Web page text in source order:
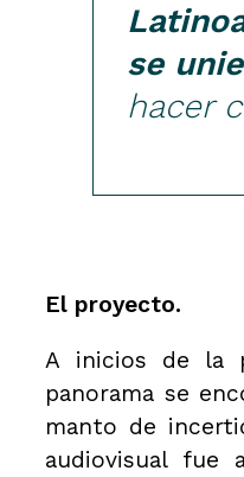
El proyecto.
A inicios de la
panorama se
manto de
audiovisual fue
se
hacer